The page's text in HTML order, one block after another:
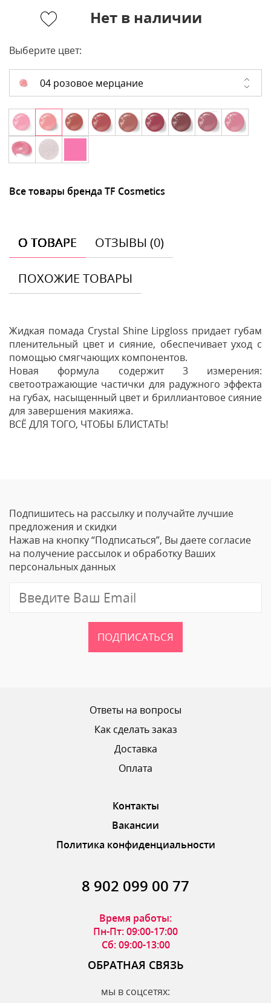
Нет в наличии
Выберите цвет:
04 розовое мерцание
Все товары бренда TF Cosmetics
О ТОВАРЕ ОТЗЫВЫ (0)
ПОХОЖИЕ ТОВАРЫ
Жидкая помада Crystal Shine Lipgloss придает губам
пленительный цвет и сияние, обеспечивает уход с
помощью смягчающих компонентов.
Новая формула содержит 3 измерения:
светоотражающие частички для радужного эффекта
на губах, насыщенный цвет и бриллиантовое сияние
для завершения макияжа.
ВСЁ ДЛЯ ТОГО, ЧТОБЫ БЛИСТАТЬ!
Ваше Имя
Email
ОТПРАВИТЬ ОТЗЫВ
Подпишитесь на рассылку и получайте лучшие
предложения и скидки
Нажав на кнопку “Подписаться”, Вы даете согласие
на получение рассылок и обработку Ваших
персональных данных
ПОДПИСАТЬСЯ
Ответы на вопросы
Как сделать заказ
Доставка
Оплата
Контакты
Вакансии
Политика конфиденциальности
8 902 099 00 77
Время работы:
Пн-Пт: 09:00-17:00
Сб: 09:00-13:00
ОБРАТНАЯ СВЯЗЬ
мы в соцсетях: